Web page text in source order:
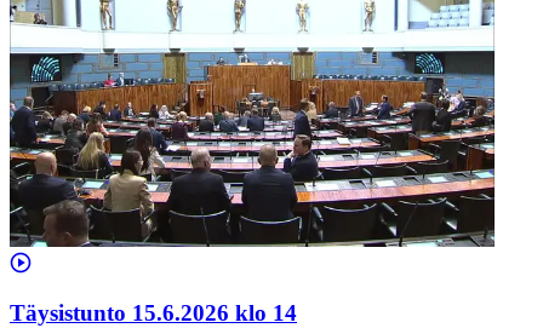
Täysistunto 15.6.2026 klo 14